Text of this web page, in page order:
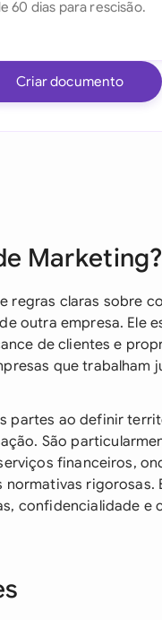
Criar documento
Marketing?
regras claras sobre
outra empresa. Ele
de clientes e
que trabalham
partes ao definir
São
financeiros,
rigorosas.
confidencialidade e